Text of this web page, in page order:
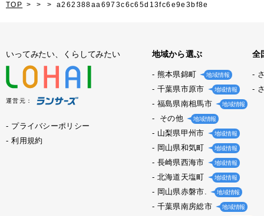
TOP a262388aa6973c6c65d13fc6e9e3bf8e
いってみたい、くらしてみたい
運営元：
プライバシーポリシー
利用規約
地域から選ぶ
熊本県錦町 地域情報
千葉県市原市 地域情報
福島県南相馬市 地域情報
その他 地域情報
山梨県甲州市 地域情報
岡山県和気町 地域情報
長崎県西海市 地域情報
北海道天塩町 地域情報
岡山県赤磐市. 地域情報
千葉県南房総市 地域情報
全